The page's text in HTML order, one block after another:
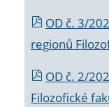
OD č. 3/
regionů
OD č. 2/
Filozofické